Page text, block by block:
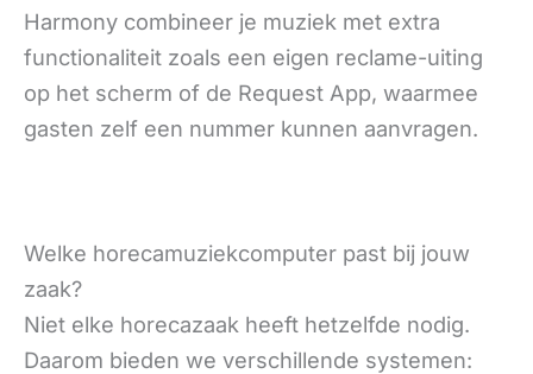
Harmony combineer je muziek met extra
functionaliteit zoals een eigen reclame-uiting
op het scherm of de Request App, waarmee
gasten zelf een nummer kunnen aanvragen.
Welke horecamuziekcomputer past bij jouw
zaak?
Niet elke horecazaak heeft hetzelfde nodig.
Daarom bieden we verschillende systemen: